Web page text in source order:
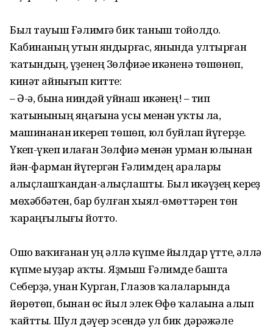
Был тауыш Ғәлимгә бик таныш тойолдо.
Кабинаның утын яндырғас, янында ултырған
ҡатындың, үҙенең Зөлфиәһе икәненә төшөнөп,
кинәт айнығып китте:
– Ә-ә, бына ниндәй уйнаш икәнһең! – тип
ҡатынының яңағына усы менән һуҡты ла,
машинанан һикереп төшөп, юл буйлап йүгерҙе.
Үкһеп-үкһеп илаған Зөлфиә менән урман юлынан
йән-фарман йүгергән Ғәлимдең аралары
алыҫлашҡандан-алыҫлашты. Был икәүҙең керһеҙ
мөхәббәтен, бар булған хыял-өмөттәрен төн
ҡараңғылығы йотто.
Ошо ваҡиғанан һуң әллә күпме йылдар үтте, әллә
күпме һыуҙар аҡты. Яҙмыш Ғәлимде башта
Себерҙә, унан Курган, Глазов ҡалаларында
йөрөтөп, бынан өс йыл элек Өфө ҡалаһына алып
ҡайтты. Шул дәүер эсендә ул бик дәрәжәле